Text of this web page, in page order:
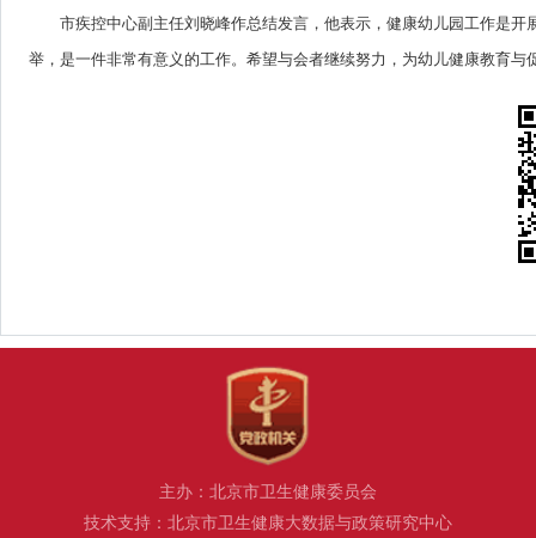
市疾控中心副主任刘晓峰作总结发言，他表示，健康幼儿园工作是
举，是一件非常有意义的工作。希望与会者继续努力，为幼儿健康教育与
主办：北京市卫生健康委员会
技术支持：北京市卫生健康大数据与政策研究中心